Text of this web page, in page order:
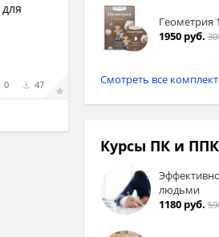
0 47
Геометрия
1950 руб.
Смотреть все
Курсы ПК и ППК
людьми
1180 руб.